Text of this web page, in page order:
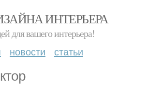
ИНТЕРЬЕРА
для вашего интерьера!
новости статьи